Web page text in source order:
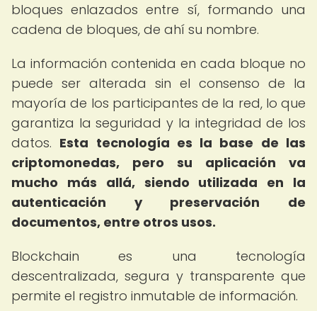
bloques enlazados entre sí, formando una
cadena de bloques, de ahí su nombre.
La información contenida en cada bloque no
puede ser alterada sin el consenso de la
mayoría de los participantes de la red, lo que
garantiza la seguridad y la integridad de los
datos. Esta tecnología es la base de las
criptomonedas, pero su aplicación va
mucho más allá, siendo utilizada en la
autenticación y preservación de
documentos, entre otros usos.
Blockchain es una tecnología
descentralizada, segura y transparente que
permite el registro inmutable de información.